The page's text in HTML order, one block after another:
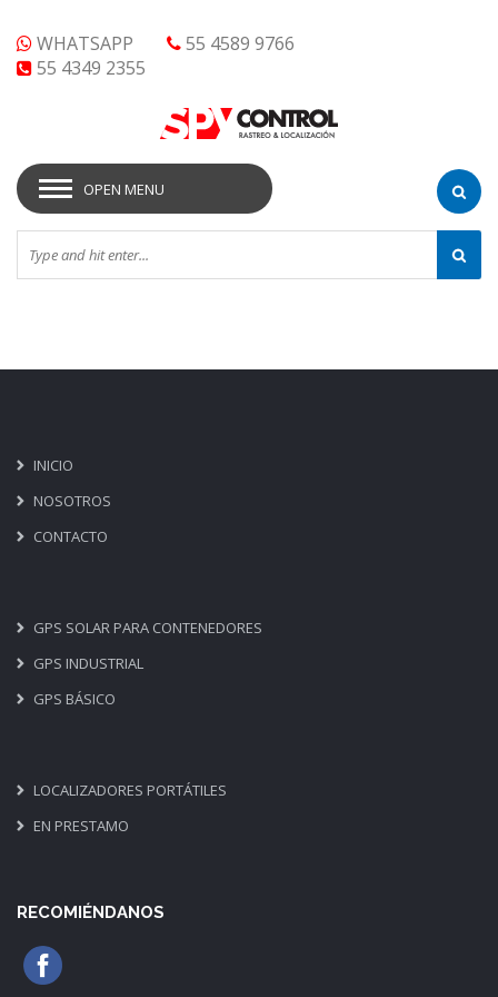
WHATSAPP
55 4589 9766
55 4349 2355
OPEN MENU
INICIO
NOSOTROS
CONTACTO
GPS SOLAR PARA CONTENEDORES
GPS INDUSTRIAL
GPS BÁSICO
LOCALIZADORES PORTÁTILES
EN PRESTAMO
RECOMIÉNDANOS